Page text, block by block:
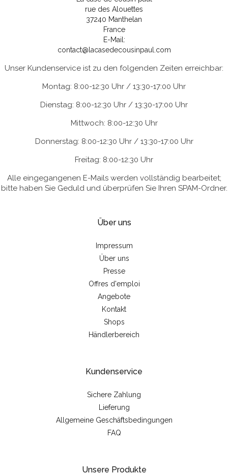
rue des Alouettes
37240 Manthelan
France
E-Mail:
contact@lacasedecousinpaul.com
Unser Kundenservice ist zu den folgenden Zeiten erreichbar:
Montag: 8:00-12:30 Uhr / 13:30-17:00 Uhr
Dienstag: 8:00-12:30 Uhr / 13:30-17:00 Uhr
Mittwoch: 8:00-12:30 Uhr
Donnerstag: 8:00-12:30 Uhr / 13:30-17:00 Uhr
Freitag: 8:00-12:30 Uhr
Alle eingegangenen E-Mails werden vollständig bearbeitet;
bitte haben Sie Geduld und überprüfen Sie Ihren SPAM-Ordner.
Über uns
Impressum
Über uns
Presse
Offres d'emploi
Angebote
Kontakt
Shops
Händlerbereich
Kundenservice
Sichere Zahlung
Lieferung
Allgemeine Geschäftsbedingungen
FAQ
Unsere Produkte